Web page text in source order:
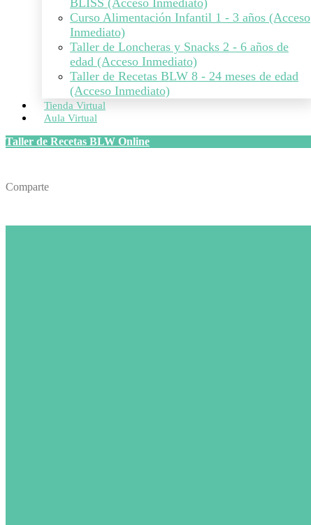
BLISS (Acceso Inmediato)
Curso Alimentación Infantil 1 - 3 años (Acceso
Inmediato)
Taller de Loncheras y Snacks 2 - 6 años de
edad (Acceso Inmediato)
Taller de Recetas BLW 8 - 24 meses de edad
(Acceso Inmediato)
Tienda Virtual
Aula Virtual
Taller de Recetas BLW Online
Comparte